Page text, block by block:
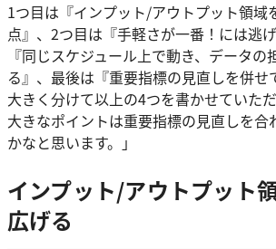
1つ目は『インプット/アウトプット領域
点』、2つ目は『手軽さが一番！には逃
『同じスケジュール上で動き、データの
る』、最後は『重要指標の見直しを併せ
大きく分けて以上の4つを書かせていた
大きなポイントは重要指標の見直しを合
かなと思います。」
インプット/アウトプット
広げる